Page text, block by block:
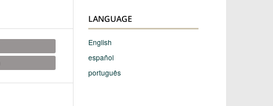
LANGUAGE
English
español
português